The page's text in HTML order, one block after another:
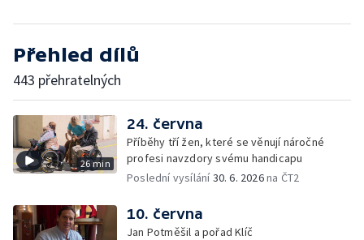
Přehled dílů
443 přehratelných
26 min
24. června
Příběhy tří žen, které se věnují náročné
profesi navzdory svému handicapu
Poslední vysílání30. 6. 2026na ČT2
10. června
Jan Potměšil a pořad Klíč